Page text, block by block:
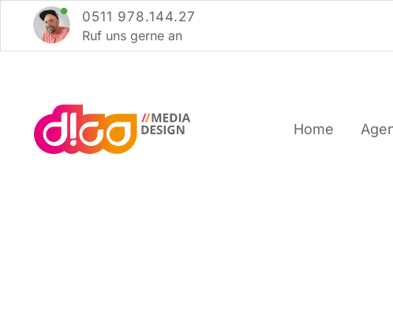
Inhalt
springen
0511 978.144.27
Ruf uns ger­ne an
Home